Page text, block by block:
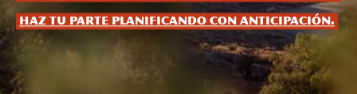
Haz tu parte planificando con anticipación.